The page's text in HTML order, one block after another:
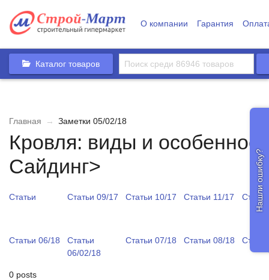
О компании Гарантия
Каталог товаров
Главная → Заметки 05/02/18
Кровля: виды и
Сайдинг>
Статьи Статьи 09/17 Статьи 10/17 Статьи 11/17
Статьи 06/18
Статьи
06/02/18
Статьи 07/18 Статьи 08/18
0 posts
Нашли ошибку?